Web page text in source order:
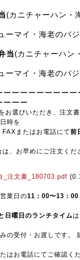
(カニチャーハン・
マイ・海老のバジ
当(カニチャーハン
マイ・海老のバジ
ーーーーーーーーー
ーーー
お選びいただき、 注文書
時を
またはお電話にて前
、お早めにご注文くだ
_注文書_180703.pdf
業日の11：00〜13：00
日曜日のランチタイム
の受付・お渡しです。
はお電話にてご確認くだ